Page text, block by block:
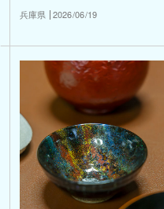
兵庫県 2026/06/19